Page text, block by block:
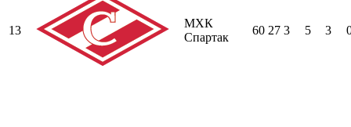
13
МХК
Спартак
60 27 3 5 3